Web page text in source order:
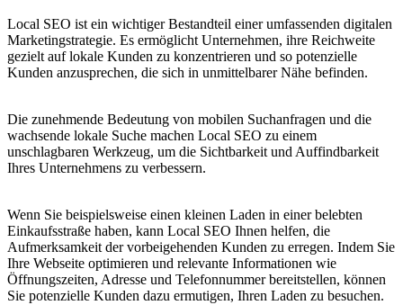
Local SEO ist ein wichtiger Bestandteil einer umfassenden digitalen
Marketingstrategie. Es ermöglicht Unternehmen, ihre Reichweite
gezielt auf lokale Kunden zu konzentrieren und so potenzielle
Kunden anzusprechen, die sich in unmittelbarer Nähe befinden.
Die zunehmende Bedeutung von mobilen Suchanfragen und die
wachsende lokale Suche machen Local SEO zu einem
unschlagbaren Werkzeug, um die Sichtbarkeit und Auffindbarkeit
Ihres Unternehmens zu verbessern.
Wenn Sie beispielsweise einen kleinen Laden in einer belebten
Einkaufsstraße haben, kann Local SEO Ihnen helfen, die
Aufmerksamkeit der vorbeigehenden Kunden zu erregen. Indem Sie
Ihre Webseite optimieren und relevante Informationen wie
Öffnungszeiten, Adresse und Telefonnummer bereitstellen, können
Sie potenzielle Kunden dazu ermutigen, Ihren Laden zu besuchen.